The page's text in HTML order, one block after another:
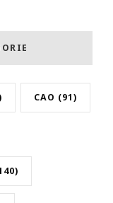
CAO (91)